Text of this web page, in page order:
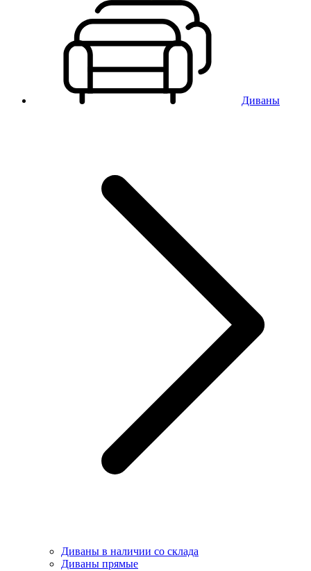
Диваны
Диваны в наличии со склада
Диваны прямые